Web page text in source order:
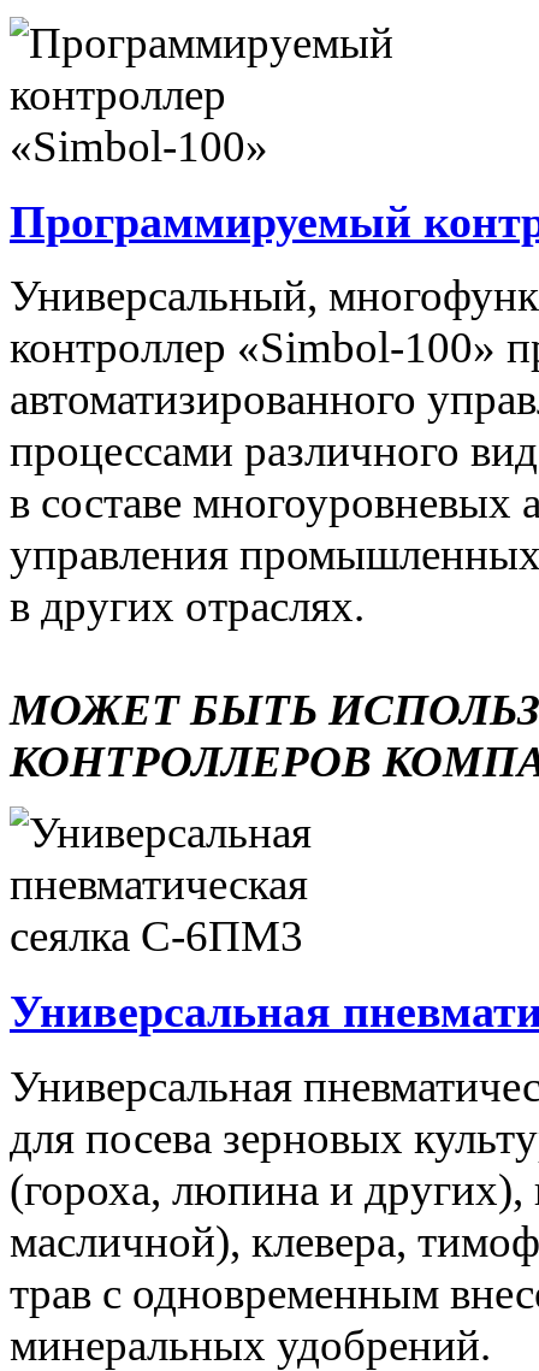
Программируемый
Универсальный,
контроллер «Simbol-100»
автоматизированного
процессами различного
в составе многоуровневых
управления
в других отраслях.
МОЖЕТ БЫТЬ
КОНТРОЛЛЕРОВ
Универсальная
Универсальная
для посева зерновых
(гороха, люпина и других),
масличной), клевера,
трав с одновременным
минеральных удобрений.